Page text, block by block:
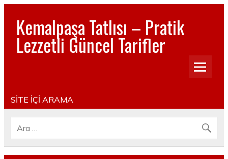
Kemalpaşa Tatlısı – Pratik
Lezzetli Güncel Tarifler
Pratik, lezzetli, Güncel, Resimli, Pasta- Yemek- Kurabiye-
SİTE İÇİ ARAMA